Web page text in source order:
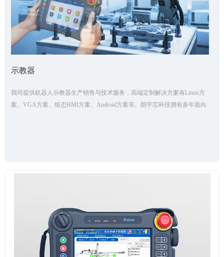
示教器
我司提供机器人示教器生产销售与技术服务，高端定制解决方案有Linux方
案、VGA方案、组态HMI方案、Android方案等。朗宇芯科技拥有多年面向